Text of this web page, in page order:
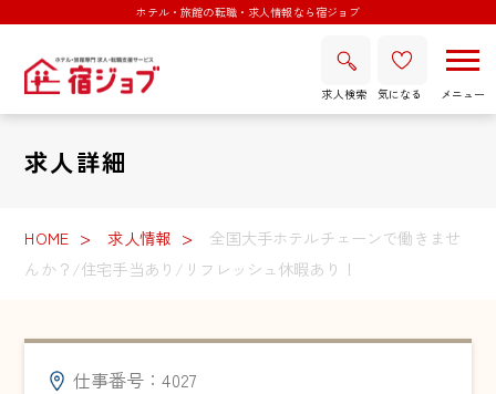
ホテル・旅館の転職・求人情報なら宿ジョブ
求人検索 気になる
求人詳細
HOME 求人情報
全国大手ホテルチェーンで働きませ
んか？/住宅手当あり/リフレッシュ休暇あり！
仕事番号：4027